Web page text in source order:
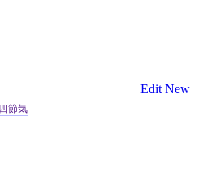
Edit New
節気